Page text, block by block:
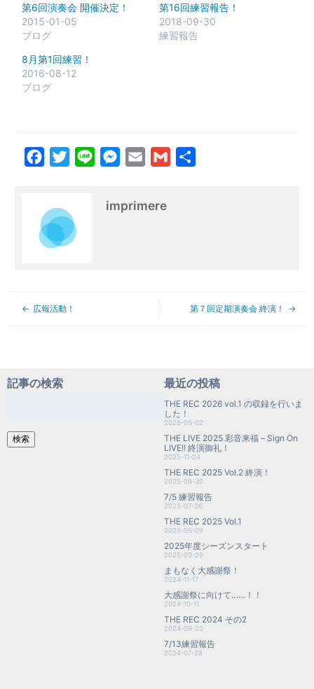
第6回演奏会 開催決定！
2015-01-05
ブログ
第16回練習報告！
2018-09-30
練習報告
8月第1回練習！
2016-08-12
ブログ
FacebookTwitterLine Messenger
Email Gmail
imprimere
広報活動！ 第７回定期演奏会 終演！
記事の検索
検索
最近の投稿
THE REC 2026 vol.1 の収録を行いま
した！
2026-05-02
THE LIVE 2025 彩音来福 – Sign On
LIVE!! 終演御礼！
2025-11-24
THE REC 2025 Vol.2 終演！
2025-08-30
7/5 練習報告
2025-07-26
THE REC 2025 Vol.1
2025-05-09
2025年度シーズンスタート
2025-03-29
まもなく大感謝祭！
2024-11-17
大感謝祭に向けて……！！
2024-10-11
THE REC 2024 その2
2024-09-20
7/13練習報告
2024-07-28